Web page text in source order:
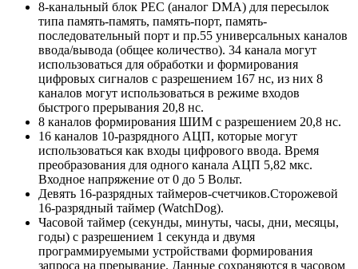
8-канальный блок PEC (аналог DMA) для пересылок
типа память-память, память-порт, память-
последовательный порт и пр.55 универсальных каналов
ввода/вывода (общее количество). 34 канала могут
использоваться для обработки и формирования
цифровых сигналов с разрешением 167 нс, из них 8
каналов могут использоваться в режиме входов
быстрого прерывания 20,8 нс.
8 каналов формирования ШИМ с разрешением 20,8 нс.
16 каналов 10-разрядного АЦП, которые могут
использоваться как входы цифрового ввода. Время
преобразования для одного канала АЦП 5,82 мкс.
Входное напряжение от 0 до 5 Вольт.
Девять 16-разрядных таймеров-счетчиков.Сторожевой
16-разрядный таймер (WatchDog).
Часовой таймер (секунды, минуты, часы, дни, месяцы,
годы) с разрешением 1 секунда и двумя
программируемыми устройствами формирования
запроса на прерывание. Данные сохраняются в часовом